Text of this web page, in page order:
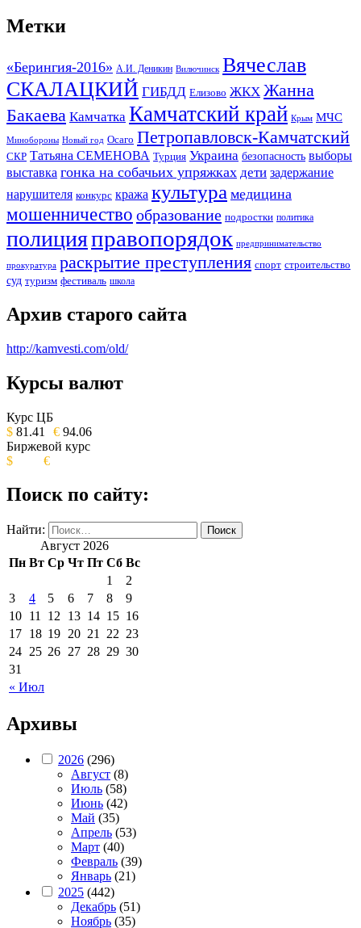
Метки
«Берингия-2016» А.И. Деникин Вилючинск Вячеслав
СКАЛАЦКИЙ ГИБДД Елизово ЖКХ Жанна
Бакаева Камчатка Камчатский край Крым МЧС
Минобороны Новый год Осаго Петропавловск-Камчатский
СКР Татьяна СЕМЕНОВА Турция Украина безопасность выборы
выставка гонка на собачьих упряжках дети задержание
нарушителя конкурс кража культура медицина
мошенничество образование подростки политика
полицияправопорядок предпринимательство
прокуратура раскрытие преступления спорт строительство
суд туризм фестиваль школа
Архив старого сайта
http://kamvesti.com/old/
ОБЩЕСТВЕННО-ПОЛИТИЧЕСКОЕ
ИЗДАНИЕ КАМЧАТСКОГО КРАЯ.
Курсы валют
Курс ЦБ
$ 81.41 € 94.06
Биржевой курс
$
€
Поиск по сайту:
Найти:
Август 2026
Пн Вт Ср Чт Пт Сб Вс
« Июл
1
2
3
4 5 6 7 8
9
10 11 12 13 14 15 16
17 18 19 20 21 22 23
24 25 26 27 28 29 30
31
Архивы
2026 (296)
Август (8)
Июль (58)
Июнь (42)
Май (35)
Апрель (53)
Март (40)
Февраль (39)
Январь (21)
2025 (442)
Декабрь (51)
Ноябрь (35)